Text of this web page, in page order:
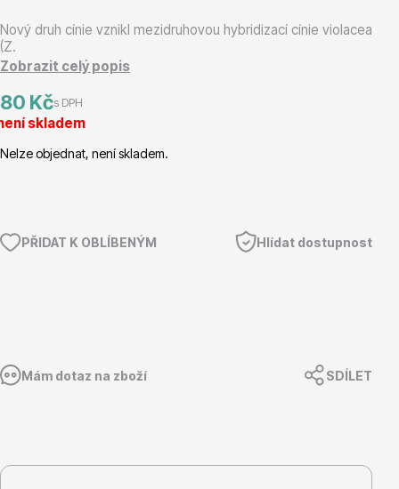
Květináče
Nový druh cínie vznikl mezidruhovou hybridizací cínie violacea
(Z.
Zobrazit celý popis
80 Kčs DPH
skladem
Nelze objednat, není skladem.
PŘIDAT K OBLÍBENÝM Hlídat dostupnost
Mám dotaz na zboží SDÍLET